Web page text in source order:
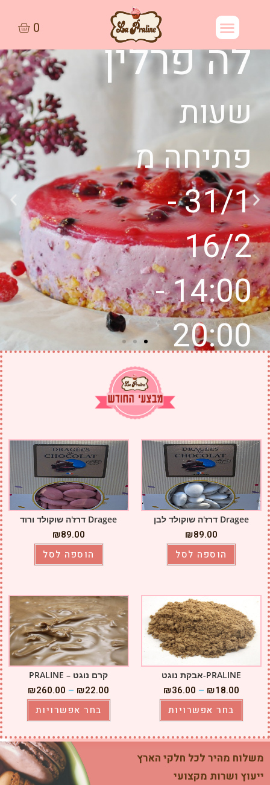
Dragee דרז'ה שוקולד לבן
₪89.00
הוספה לסל
Dragee דרז'ה שוקולד ורוד
₪89.00
הוספה לסל
PRALINE-אבקת נוגט
₪18.00
–
₪36.00
בחר אפשרויות
קרם נוגט – PRALINE
₪22.00
–
₪260.00
בחר אפשרויות
משלוח מהיר לכל חלקי הארץ
ייעוץ ושרות מקצועי